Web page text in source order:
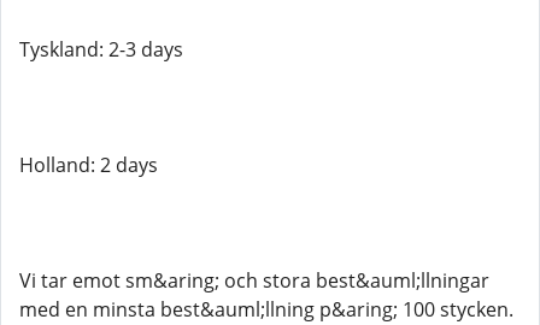
Tyskland: 2-3 days
Holland: 2 days
Vi tar emot sm&aring; och stora best&auml;llningar
med en minsta best&auml;llning p&aring; 100 stycken.